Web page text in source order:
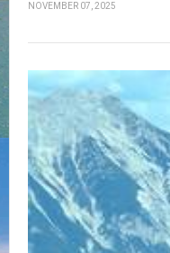
NOVEMBER 07, 2025